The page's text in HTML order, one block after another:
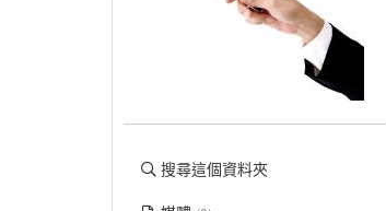
搜尋這個資料夾